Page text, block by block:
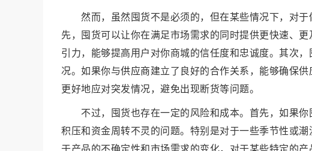
然而，虽然囤货不是必须的，但在某些情况下，对
先，囤货可以让你在满足市场需求的同时提供更快速、
引力，能够提高用户对你商城的信任度和忠诚度。其次
况。如果你与供应商建立了良好的合作关系，能够确保
更好地应对突发情况，避免出现断货等问题。
不过，囤货也存在一定的风险和成本。首先，如果
积压和资金周转不灵的问题。特别是对于一些季节性或